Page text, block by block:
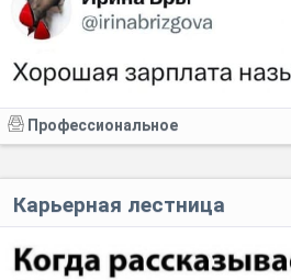
Профессиональное
Карьерная лестница